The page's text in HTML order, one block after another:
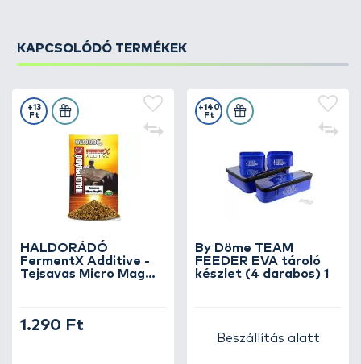
KAPCSOLÓDÓ TERMÉKEK
HALDORÁDÓ
FermentX Additive -
Tejsavas Micro Mag
+13
Ft
1.290 Ft
By Döme TEAM
FEEDER EVA tároló
készlet (4 darabos) 1
+140
Ft
Beszállítás alatt